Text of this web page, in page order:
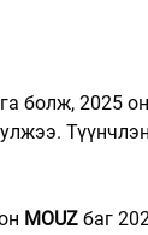
болж, 2025
MOUZ баг